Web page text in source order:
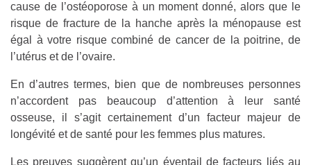
cause de l’ostéoporose à un moment donné, alors que le
risque de fracture de la hanche après la ménopause est
égal à votre risque combiné de cancer de la poitrine, de
l’utérus et de l’ovaire.
En d’autres termes, bien que de nombreuses personnes
n’accordent pas beaucoup d’attention à leur santé
osseuse, il s’agit certainement d’un facteur majeur de
longévité et de santé pour les femmes plus matures.
Les preuves suggèrent qu’un éventail de facteurs liés au